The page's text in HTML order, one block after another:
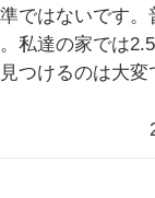
ではないです
私達の家では
つけるのは大